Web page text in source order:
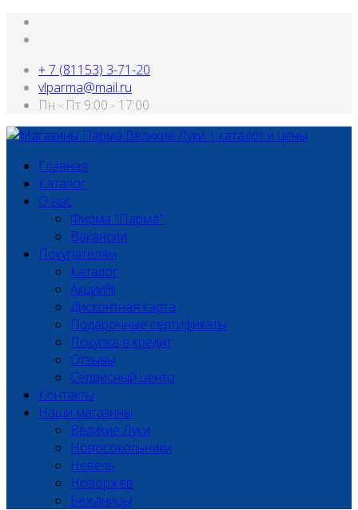
+ 7 (81153) 3-71-20
vlparma@mail.ru
Пн - Пт 9:00 - 17:00
Главная
Каталог
О нас
Фирма "Парма"
Вакансии
Покупателям
Каталог
Акции%
Дисконтная карта
Подарочные сертификаты
Покупка в кредит
Отзывы
Сервисный центр
Контакты
Наши магазины
Великие Луки
Новосокольники
Невель
Новоржев
Бежаницы